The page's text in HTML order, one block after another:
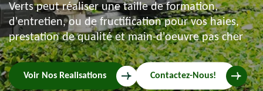
Verts peut réaliser une taille de formation,
d'entretien, ou de fructification pour vos haies,
prestation de qualité et main-d'oeuvre pas cher
Voir Nos Realisations Contactez-Nous!